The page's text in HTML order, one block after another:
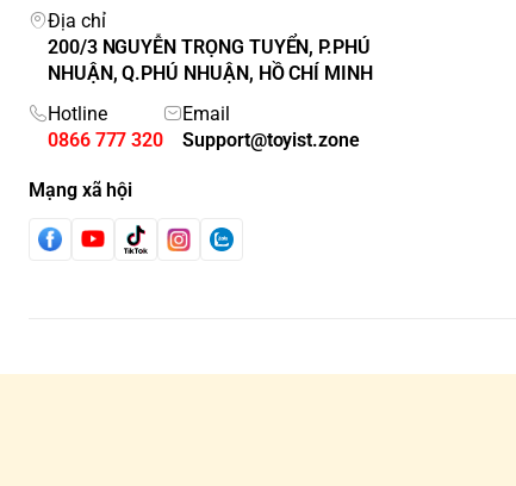
Địa chỉ
200/3 NGUYỄN TRỌNG TUYỂN, P.PHÚ
NHUẬN, Q.PHÚ NHUẬN, HỒ CHÍ MINH
Hotline
0866 777 320
Email
Support@toyist.zone
Mạng xã hội